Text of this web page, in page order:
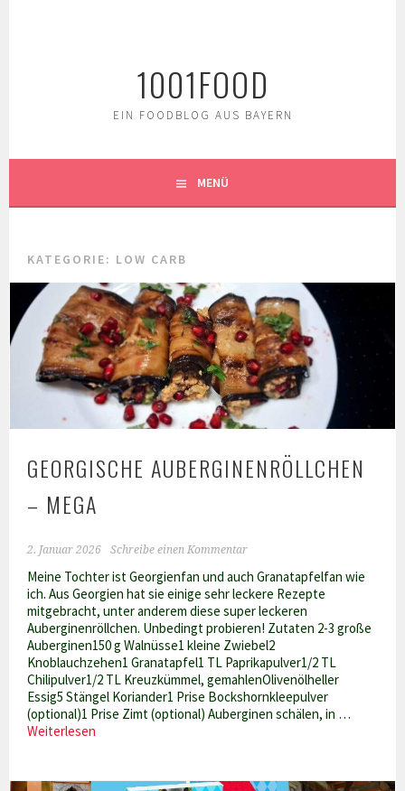
1001FOOD
EIN FOODBLOG AUS BAYERN
MENÜ
KATEGORIE: LOW CARB
GEORGISCHE AUBERGINENRÖLLCHEN
– MEGA
2. Januar 2026 Schreibe einen Kommentar
Meine Tochter ist Georgienfan und auch Granatapfelfan wie
ich. Aus Georgien hat sie einige sehr leckere Rezepte
mitgebracht, unter anderem diese super leckeren
Auberginenröllchen. Unbedingt probieren! Zutaten 2-3 große
Auberginen150 g Walnüsse1 kleine Zwiebel2
Knoblauchzehen1 Granatapfel1 TL Paprikapulver1/2 TL
Chilipulver1/2 TL Kreuzkümmel, gemahlenOlivenölheller
Essig5 Stängel Koriander1 Prise Bockshornkleepulver
(optional)1 Prise Zimt (optional) Auberginen schälen, in …
Weiterlesen
mega